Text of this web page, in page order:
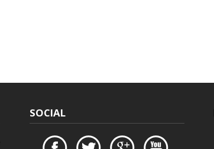
SOCIAL